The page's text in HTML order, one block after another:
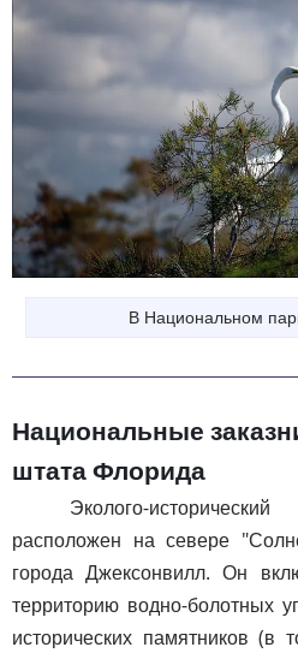
В Национальном
Национальные
штата Флорида
Эколого-
расположен на севере
города Джексонвилл. Он
территорию водно-болотных
исторических памятников (в